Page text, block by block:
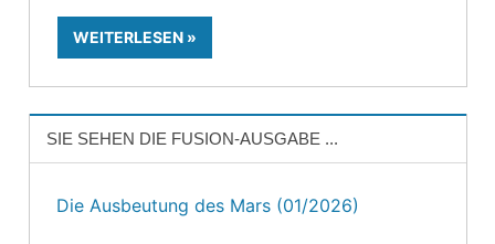
WEITERLESEN
SIE SEHEN DIE FUSION-AUSGABE ...
Die Ausbeutung des Mars (01/2026)